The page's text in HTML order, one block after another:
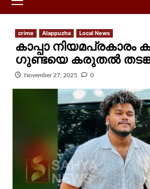
crime Alappuzha Local News
കാപ്പാ നിയമപ്രകാരം
ഗുണ്ടയെ കരുതൽ
November 27, 2025 0